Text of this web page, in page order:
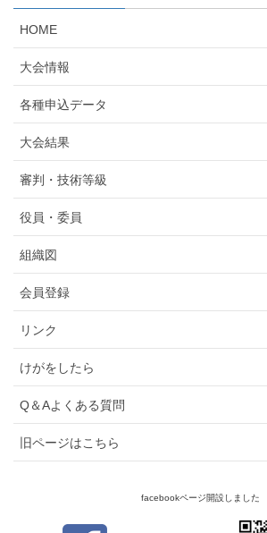
HOME
大会情報
各種申込データ
大会結果
審判・技術等級
役員・委員
組織図
会員登録
リンク
けがをしたら
Q＆Aよくある質問
旧ページはこちら
facebookページ開設しました